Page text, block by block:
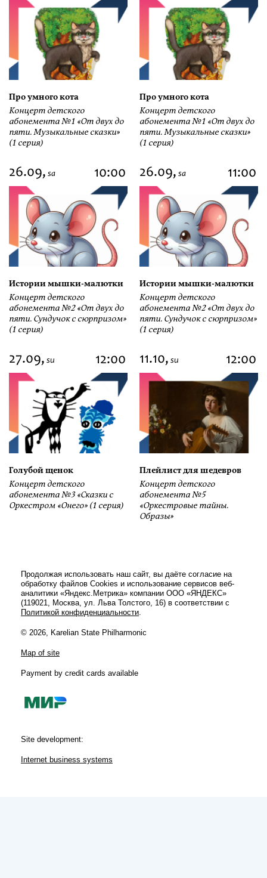
Про умного кота
Концерт детского
абонемента №1 «От двух до
пяти. Музыкальные сказки»
(1 серия)
Про умного кота
Концерт детского
абонемента №1 «От двух до
пяти. Музыкальные сказки»
(1 серия)
26.09, sa 10:00
Истории мышки-малютки
Концерт детского
абонемента №2 «От двух до
пяти. Сундучок с сюрпризом»
(1 серия)
26.09, sa 11:00
Истории мышки-малютки
Концерт детского
абонемента №2 «От двух до
пяти. Сундучок с сюрпризом»
(1 серия)
27.09, su 12:00
Голубой щенок
Концерт детского
абонемента №3 «Сказки с
Оркестром «Онего» (1 серия)
11.10, su 12:00
Плейлист для шедевров
Концерт детского
абонемента №5
«Оркестровые тайны.
Образы»
Продолжая использовать наш сайт, вы даёте согласие на
обработку файлов Cookies и использование сервисов веб-
аналитики «Яндекс.Метрика» компании ООО «ЯНДЕКС»
(119021, Москва, ул. Льва Толстого, 16) в соответствии с
Политикой конфиденциальности.
© 2026, Karelian State Philharmonic
Map of site
Payment by credit cards available
Site development:
Internet business systems